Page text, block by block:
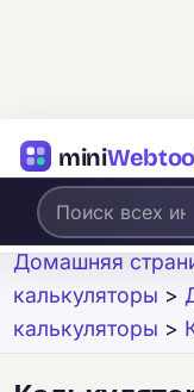
mini
Домашняя
калькуляторы >
калькуляторы >